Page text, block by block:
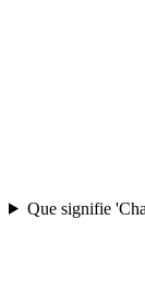
Que signifie